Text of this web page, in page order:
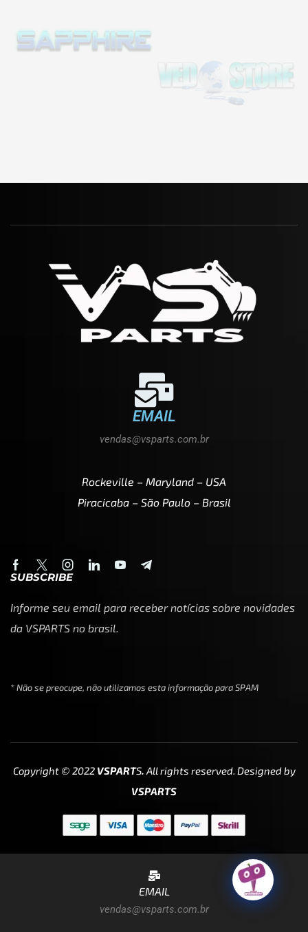
EMAIL
vendas@vsparts.com.br
Rockeville – Maryland – USA
Piracicaba – São Paulo – Brasil
SUBSCRIBE
Informe seu email para receber notícias sobre novidades
da VSPARTS no brasil.
* Não se preocupe, não utilizamos esta informação para SPAM
Copyright © 2022 VSPARTS. All rights reserved. Designed by
VSPARTS
EMAIL
vendas@vsparts.com.br